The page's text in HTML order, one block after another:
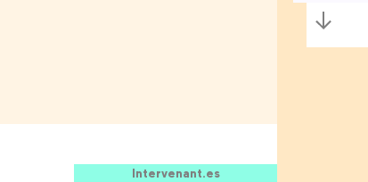
Intervenant.es
Semaine
suivante